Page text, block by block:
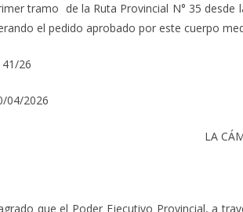
tramo de la Ruta Provincial N° 35
el pedido aprobado por este cuerpo
26
04/2026
LA
que el Poder Ejecutivo Provincial, a